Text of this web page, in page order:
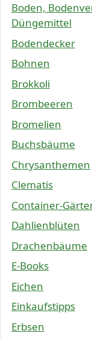
Boden,
Düngemittel
Bodendecker
Bohnen
Brokkoli
Brombeeren
Bromelien
Buchsbäume
Chrysanthemen
Clematis
Container-
Dahlienblüten
Drachenbäume
E-Books
Eichen
Einkaufstipps
Erbsen